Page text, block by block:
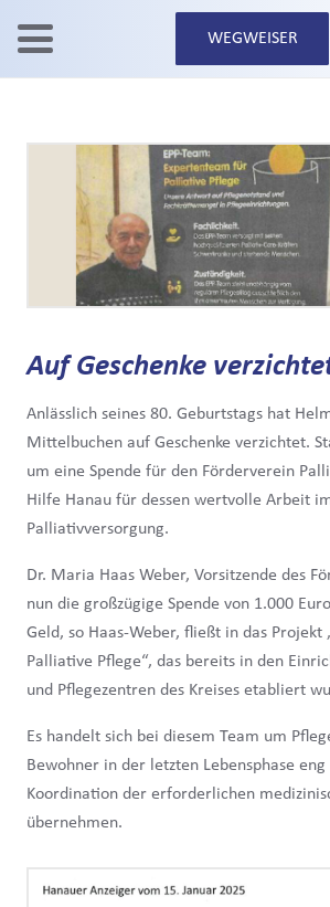
WEGWEISER
Auf Geschenke
Anlässlich seines 80. Geburtstags hat
Mittelbuchen auf Geschenke verzichtet.
um eine Spende für den Förderverein
Hilfe Hanau für dessen wertvolle Arbeit
Palliativversorgung.
Dr. Maria Haas Weber, Vorsitzende des
nun die großzügige Spende von 1.000
Geld, so Haas-Weber, fließt in das Projekt
Palliative Pflege“, das bereits in den
und Pflegezentren des Kreises etabliert
Es handelt sich bei diesem Team um
Bewohner in der letzten Lebensphase
Koordination der erforderlichen
übernehmen.